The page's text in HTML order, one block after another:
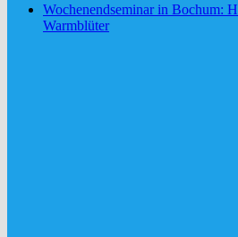
Wochenendseminar in Bochum:
Warmblüter